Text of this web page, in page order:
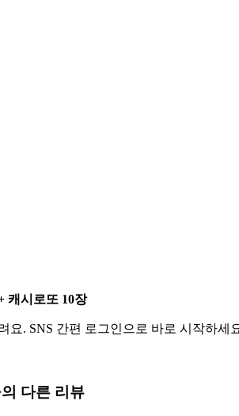
캐시로또 10장
요. SNS 간편 로그인으로 바로 시작하세
다른 리뷰